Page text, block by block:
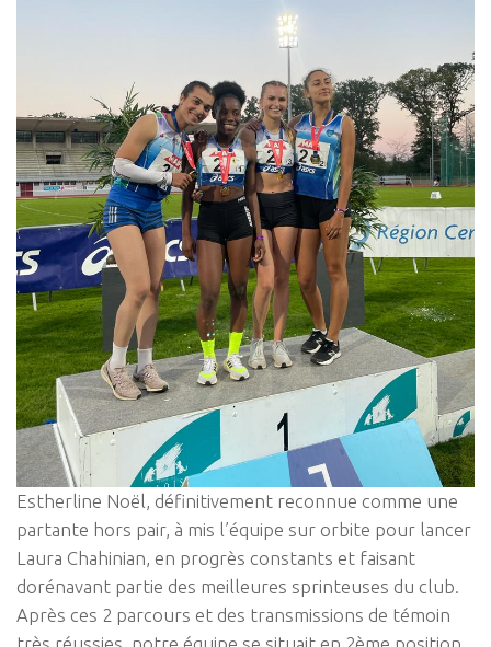
Estherline Noël, définitivement reconnue comme une
partante hors pair, à mis l’équipe sur orbite pour lancer
Laura Chahinian, en progrès constants et faisant
dorénavant partie des meilleures sprinteuses du club.
Après ces 2 parcours et des transmissions de témoin